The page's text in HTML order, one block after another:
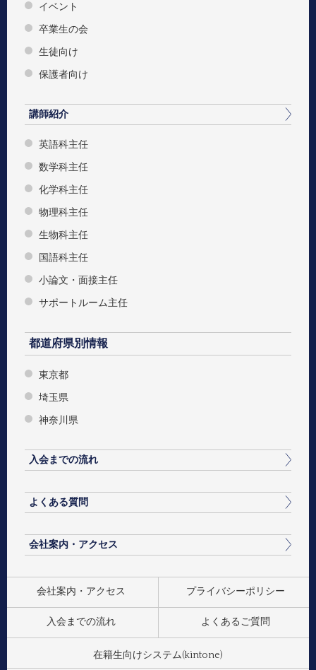
イベント
卒業生の会
生徒向け
保護者向け
講師紹介
英語科主任
数学科主任
化学科主任
物理科主任
生物科主任
国語科主任
小論文・面接主任
サポートルーム主任
都道府県別情報
東京都
埼玉県
神奈川県
入会までの流れ
よくある質問
会社案内・アクセス
会社案内・アクセス プライバシーポリシー
入会までの流れ よくあるご質問
在籍生向けシステム(kintone)